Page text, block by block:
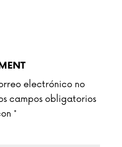
electrónico no
campos obligatorios
*